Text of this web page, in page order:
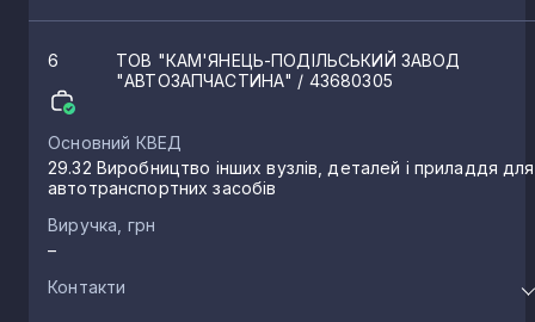
6
ТОВ "КАМ'ЯНЕЦЬ-ПОДІЛЬСЬКИЙ ЗАВОД
"АВТОЗАПЧАСТИНА" / 43680305
Основний КВЕД
29.32 Виробництво інших вузлів, деталей і приладдя для
автотранспортних засобів
Виручка, грн
–
Контакти